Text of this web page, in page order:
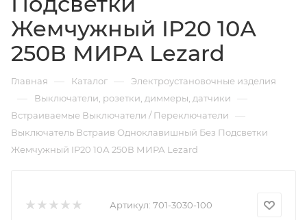
Жемчужный IP20 10А
250В МИРА Lezard
Главная — Каталог — Электроустановочные изделия
— Выключатели, розетки, диммеры, датчики —
Встраиваемые Выключатели / Переключатели —
Выключатель Встраив Одноклавишный Без Подсветки
Жемчужный IP20 10А 250В МИРА Lezard
Артикул: 701-3030-100